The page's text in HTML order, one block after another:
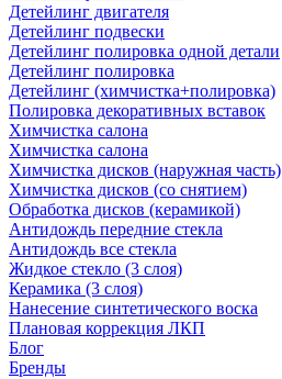
Детейлинг двигателя
Детейлинг подвески
Детейлинг полировка одной детали
Детейлинг полировка
Детейлинг (химчистка+полировка)
Полировка декоративных вставок
Химчистка салона
Химчистка салона
Химчистка дисков (наружная часть)
Химчистка дисков (со снятием)
Обработка дисков (керамикой)
Антидождь передние стекла
Антидождь все стекла
Жидкое стекло (3 слоя)
Керамика (3 слоя)
Нанесение синтетического воска
Плановая коррекция ЛКП
Блог
Бренды